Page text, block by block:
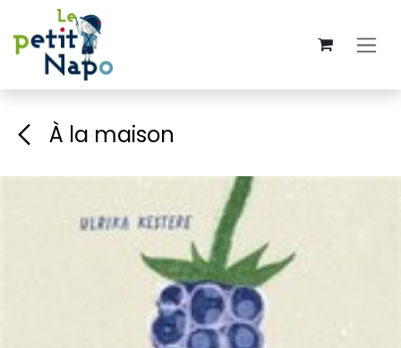
Se rendre au contenu
À la maison